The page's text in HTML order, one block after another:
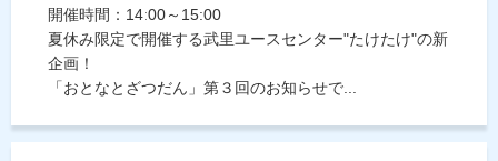
開催時間：14:00～15:00
夏休み限定で開催する武里ユースセンター"たけたけ"の新
企画！
「おとなとざつだん」第３回のお知らせで...